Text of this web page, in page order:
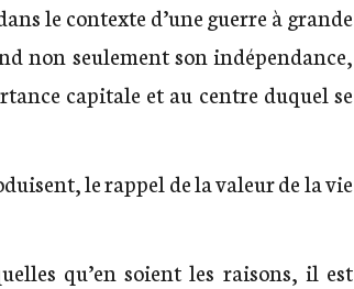
le contexte d’une guerre à grande
non seulement son indépendance,
capitale et au centre duquel se
le rappel de la valeur de la vie
qu’en soient les raisons, il est